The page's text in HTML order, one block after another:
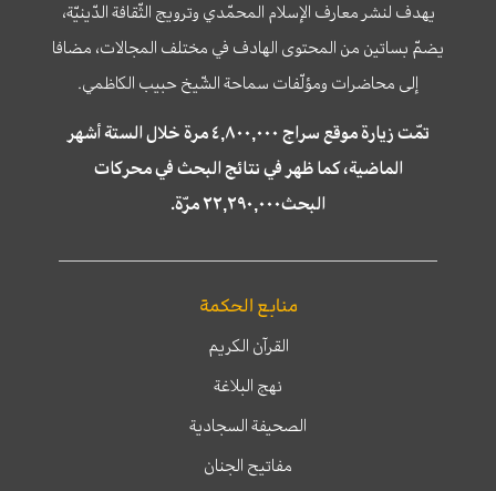
يهدف لنشر معارف الإسلام المحمّدي وترويج الثّقافة الدّينيّة،
يضمّ بساتين من المحتوى الهادف في مختلف المجالات، مضافا
إلى محاضرات ومؤلّفات سماحة الشّيخ حبيب الكاظمي.
تمّت زيارة موقع سراج ٤,٨٠٠,٠٠٠ مرة خلال الستة أشهر
الماضية، كما ظهر في نتائج البحث في محركات
البحث٢٢,٢٩٠,٠٠٠ مرّة.
منابع الحكمة
القرآن الكريم
نهج البلاغة
الصحيفة السجادية
مفاتيح الجنان